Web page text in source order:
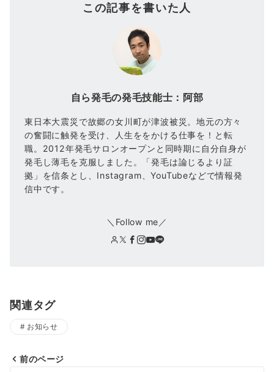
この記事を書いた人
自ら発毛の発毛技能士：阿部
東日本大震災で故郷の女川町が津波被災。地元の方々
の奮闘に触発を受け、人生ををかける仕事を！と転
職。2012年発毛サロンオープンと同時期に自分自身が
発毛し薄毛を克服しました。「発毛は論じるより証
拠」を信条とし、Instagram、YouTubeなどで情報発
信中です。
＼Follow me／
関連タグ
お知らせ
前のページ